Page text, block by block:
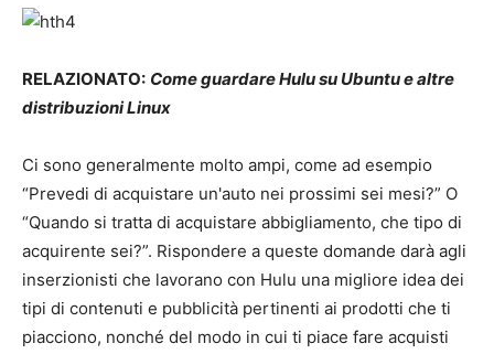
RELAZIONATO: Come guardare Hulu su Ubuntu e altre
distribuzioni Linux
Ci sono generalmente molto ampi, come ad esempio
“Prevedi di acquistare un'auto nei prossimi sei mesi?” O
“Quando si tratta di acquistare abbigliamento, che tipo di
acquirente sei?”. Rispondere a queste domande darà agli
inserzionisti che lavorano con Hulu una migliore idea dei
tipi di contenuti e pubblicità pertinenti ai prodotti che ti
piacciono, nonché del modo in cui ti piace fare acquisti